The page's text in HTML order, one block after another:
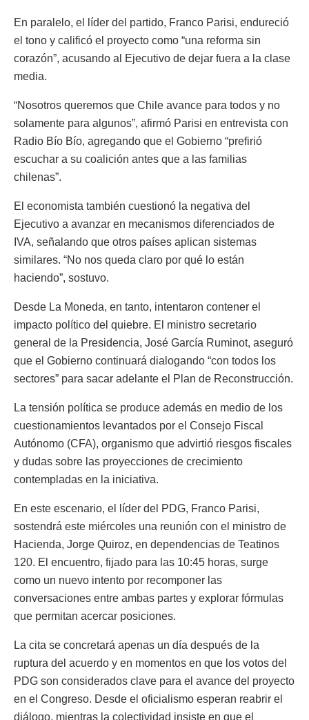
En paralelo, el líder del partido, Franco Parisi, endureció
el tono y calificó el proyecto como “una reforma sin
corazón”, acusando al Ejecutivo de dejar fuera a la clase
media.
“Nosotros queremos que Chile avance para todos y no
solamente para algunos”, afirmó Parisi en entrevista con
Radio Bío Bío, agregando que el Gobierno “prefirió
escuchar a su coalición antes que a las familias
chilenas”.
El economista también cuestionó la negativa del
Ejecutivo a avanzar en mecanismos diferenciados de
IVA, señalando que otros países aplican sistemas
similares. “No nos queda claro por qué lo están
haciendo”, sostuvo.
Desde La Moneda, en tanto, intentaron contener el
impacto político del quiebre. El ministro secretario
general de la Presidencia, José García Ruminot, aseguró
que el Gobierno continuará dialogando “con todos los
sectores” para sacar adelante el Plan de Reconstrucción.
La tensión política se produce además en medio de los
cuestionamientos levantados por el Consejo Fiscal
Autónomo (CFA), organismo que advirtió riesgos fiscales
y dudas sobre las proyecciones de crecimiento
contempladas en la iniciativa.
En este escenario, el líder del PDG, Franco Parisi,
sostendrá este miércoles una reunión con el ministro de
Hacienda, Jorge Quiroz, en dependencias de Teatinos
120. El encuentro, fijado para las 10:45 horas, surge
como un nuevo intento por recomponer las
conversaciones entre ambas partes y explorar fórmulas
que permitan acercar posiciones.
La cita se concretará apenas un día después de la
ruptura del acuerdo y en momentos en que los votos del
PDG son considerados clave para el avance del proyecto
en el Congreso. Desde el oficialismo esperan reabrir el
diálogo, mientras la colectividad insiste en que el